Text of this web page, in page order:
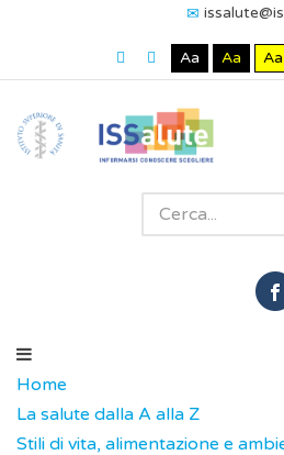
Aa Aa Aa
Home
La salute dalla A alla Z
Stili di vita, alimentazione e